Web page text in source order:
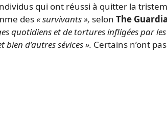
qui ont réussi à quitter la
des« survivants », selon The
quotidiens et de tortures infligées par
d’autres sévices ». Certains n’ont